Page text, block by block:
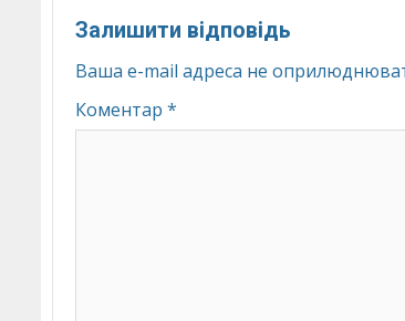
Залишити відповідь
Ваша e-mail адреса не
Коментар *